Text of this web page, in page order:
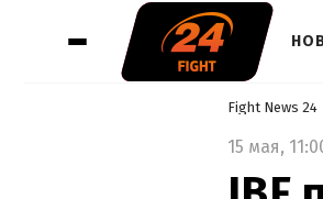
Fight News 24
15 мая,